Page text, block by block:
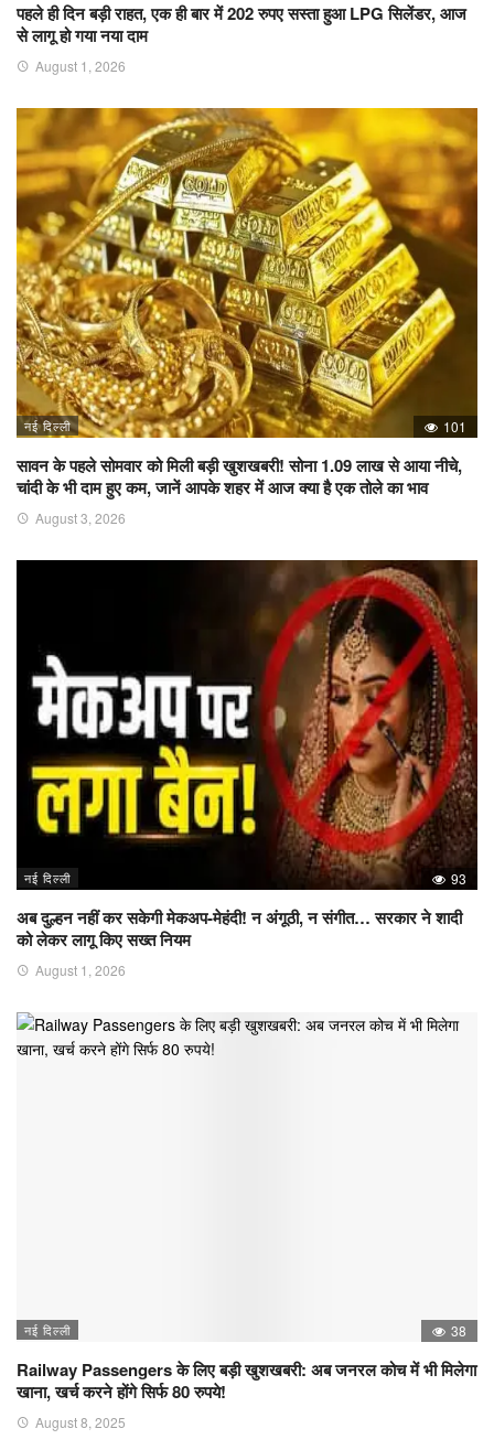
पहले ही दिन बड़ी राहत, एक ही बार में 202 रुपए सस्ता हुआ LPG सिलेंडर, आज
से लागू हो गया नया दाम
August 1, 2026
नई दिल्ली 101
सावन के पहले सोमवार को मिली बड़ी खुशखबरी! सोना 1.09 लाख से आया नीचे,
चांदी के भी दाम हुए कम, जानें आपके शहर में आज क्या है एक तोले का भाव
August 3, 2026
नई दिल्ली 93
अब दुल्हन नहीं कर सकेगी मेकअप-मेहंदी! न अंगूठी, न संगीत… सरकार ने शादी
को लेकर लागू किए सख्त नियम
August 1, 2026
नई दिल्ली 38
Railway Passengers के लिए बड़ी खुशखबरी: अब जनरल कोच में भी मिलेगा
खाना, खर्च करने होंगे सिर्फ 80 रुपये!
August 8, 2025